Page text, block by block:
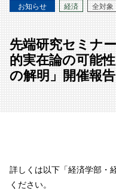
お知らせ 経済 全対象
先端研究セミナ
的実在論の可能
の解明」開催報告
詳しくは以下「経済学部・
ください。